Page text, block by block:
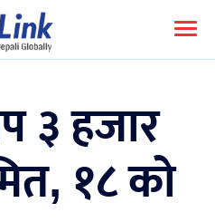
३ हजार
१८ को